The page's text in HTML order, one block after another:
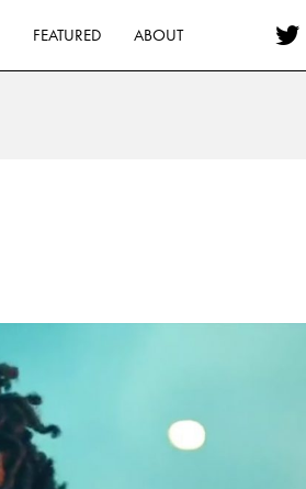
FEATURED ABOUT